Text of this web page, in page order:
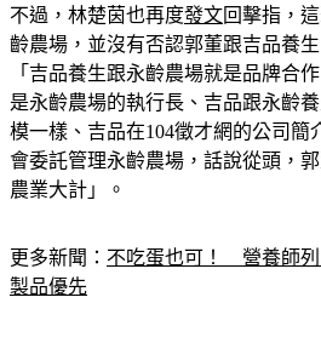
不過，林楚茵也再度發文回擊指，
齡農場，並沒有否認郭董跟吉品養
「吉品養生跟永齡農場就是品牌合
是永齡農場的執行長、吉品跟永齡
模一樣、吉品在104徵才網的公司簡
會委託管理永齡農場，話說從頭，
農業大計」。
更多新聞： 不吃蛋也可！　營養師
製品優先